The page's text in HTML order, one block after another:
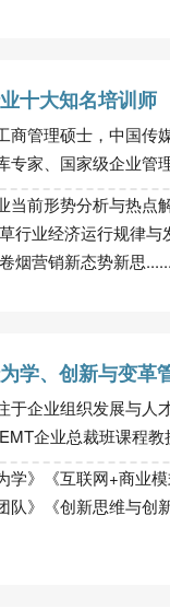
十大知名培训师
商管理硕士，中国传
专家、国家级企业管
当前形势分析与热
行业经济运行规律
烟营销新态势新思......
学、创新与变革
于企业组织发展与人
企业总裁班课程教
学》《互联网+商业
队》《创新思维与创